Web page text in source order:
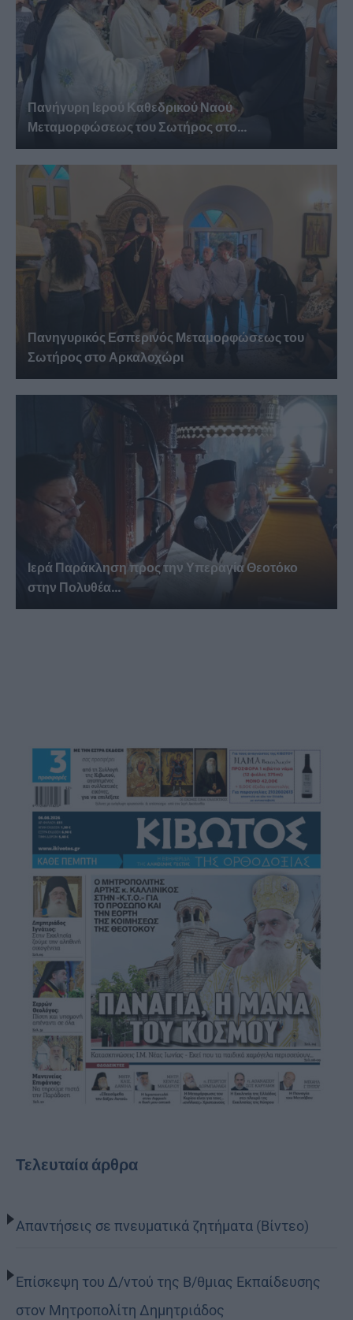
Πανήγυρη Ιερού Καθεδρικού Ναού
Μεταμορφώσεως του Σωτήρος στο...
Πανηγυρικός Εσπερινός Μεταμορφώσεως του
Σωτήρος στο Αρκαλοχώρι
Ιερά Παράκληση προς την Υπεραγία Θεοτόκο
στην Πολυθέα...
Τελευταία άρθρα
Απαντήσεις σε πνευματικά ζητήματα (Βίντεο)
Επίσκεψη του Δ/ντού της Β/θμιας Εκπαίδευσης
στον Μητροπολίτη Δημητριάδος